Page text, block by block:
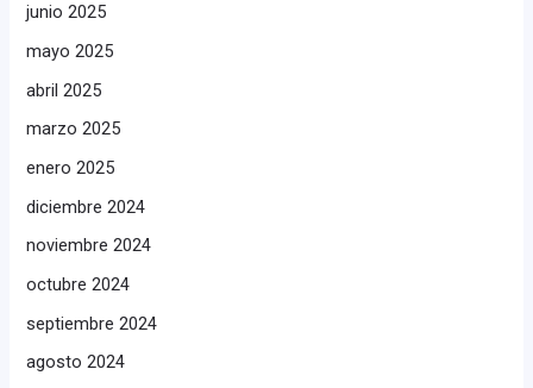
junio 2025
mayo 2025
abril 2025
marzo 2025
enero 2025
diciembre 2024
noviembre 2024
octubre 2024
septiembre 2024
agosto 2024